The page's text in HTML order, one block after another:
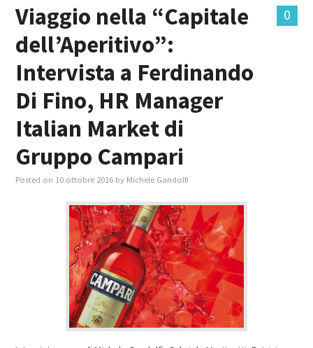
0
Viaggio nella “Capitale
dell’Aperitivo”:
Intervista a Ferdinando
Di Fino, HR Manager
Italian Market di
Gruppo Campari
Posted on 10 ottobre 2016 by Michele Gandolfi